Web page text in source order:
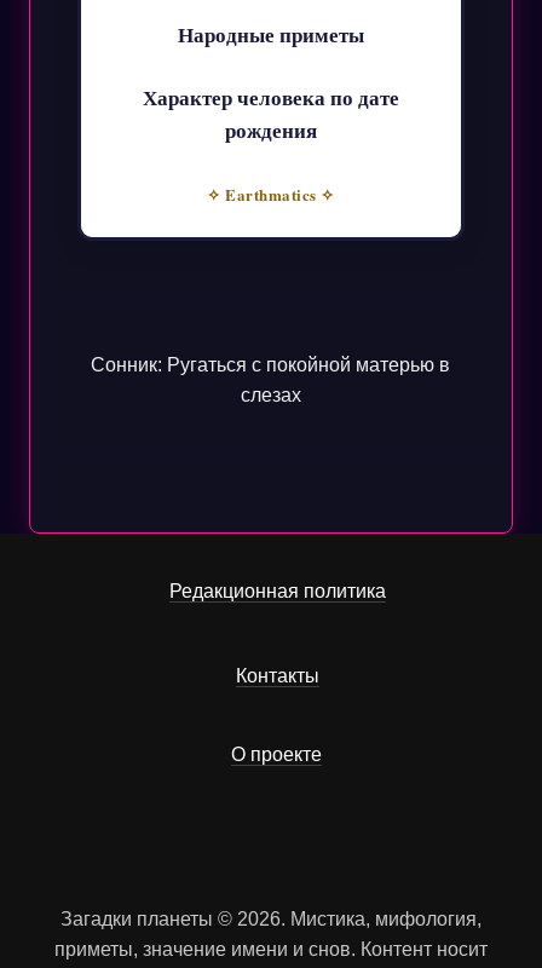
Народные приметы
Характер человека по дате
рождения
✧ Earthmatics ✧
Сонник: Ругаться с покойной матерью в
слезах
Редакционная политика
Контакты
О проекте
Загадки планеты © 2026. Мистика, мифология,
приметы, значение имени и снов. Контент носит